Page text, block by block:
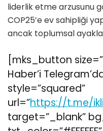
liderlik etme arzusunu
COP25’e ev sahipliği
ancak toplumsal
[mks_button
Haber’i
style=”squared”
url=”https://t.me/
target=”_blank”